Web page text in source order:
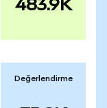
483.9K
Değerlendirme